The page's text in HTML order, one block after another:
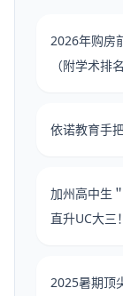
2026年购房
（附学术排名
依诺教育手
加州高中生
直升UC大三
2025暑期顶